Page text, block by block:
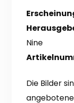
Nine
Die Bilder